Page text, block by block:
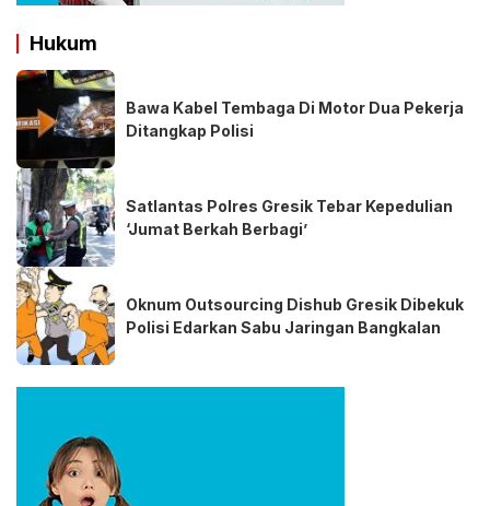
Hukum
Bawa Kabel Tembaga Di Motor Dua Pekerja
Ditangkap Polisi
Satlantas Polres Gresik Tebar Kepedulian
‘Jumat Berkah Berbagi’
Oknum Outsourcing Dishub Gresik Dibekuk
Polisi Edarkan Sabu Jaringan Bangkalan